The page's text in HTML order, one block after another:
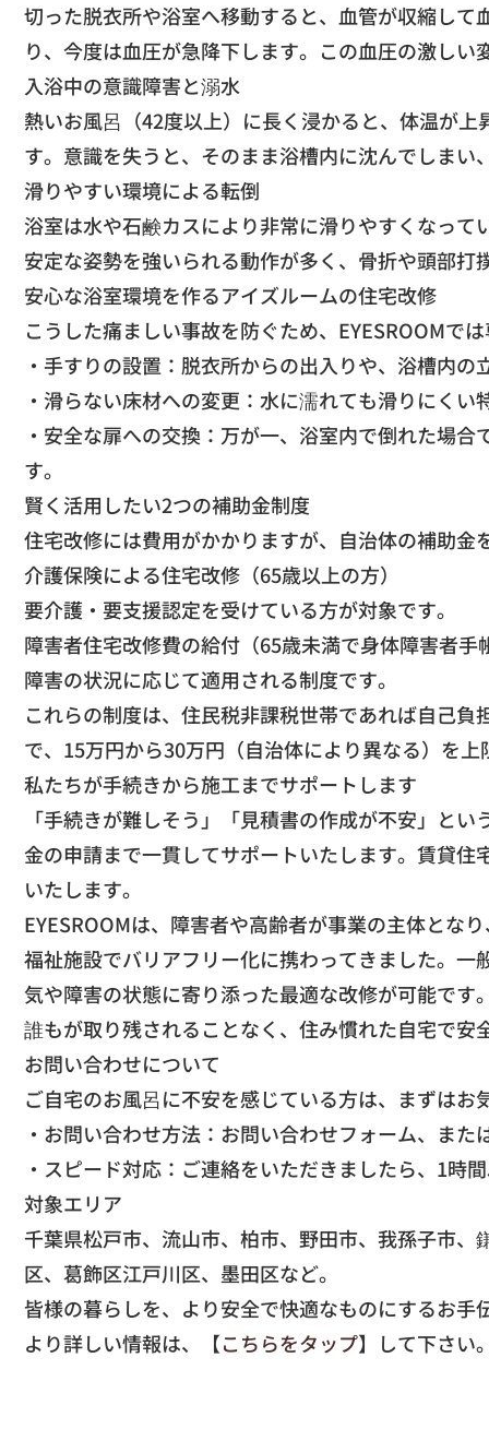
切った脱衣所や浴室へ移動すると、 血管が収縮して
り、 今度は血圧が急降下します。この血圧の激しい
​入浴中の意識障害と溺水
熱いお風呂（42度以上）に長く浸かると、 体温が上
す。意識を失うと、 そのまま浴槽内に沈んでしまい
​滑りやすい環境による転倒
浴室は水や石鹸カスにより非常に滑りやすくなって
安定な姿勢を強いられる動作が多く、 骨折や頭部打
​安心な浴室環境を作るアイズルームの住宅改修
​こうした痛ましい事故を防ぐため、 EYESROOMで
​・手すりの設置：脱衣所からの出入りや、 浴槽内の
・滑らない床材への変更： 水に濡れても滑りにくい
・安全な扉への交換：万が一、 浴室内で倒れた場合
す。
​賢く活用したい2つの補助金制度
​住宅改修には費用がかかりますが、 自治体の補助金
​介護保険による住宅改修（65歳以上の方）
要介護・要支援認定を受けている方が対象です。
障害者住宅改修費の給付（65歳未満で身体障害者手
障害の状況に応じて適用される制度です。
​これらの制度は、 住民税非課税世帯であれば自己負
で、 15万円から30万円（自治体により異なる） を上
​私たちが手続きから施工までサポートします
​「手続きが難しそう」「見積書の作成が不安」 とい
金の申請まで一貫してサポートいたします。 賃貸住
いたします。
​EYESROOMは、障害者や高齢者が事業の主体とな
福祉施設でバリアフリー化に携わってきました。一
気や障害の状態に寄り添った最適な改修が可能です
​誰もが取り残されることなく、 住み慣れた自宅で安
​お問い合わせについて
​ご自宅のお風呂に不安を感じている方は、 まずはお
​・お問い合わせ方法：お問い合わせフォーム、 また
・スピード対応：ご連絡をいただきましたら、 1時
​対象エリア
千葉県松戸市、流山市、柏市、野田市、我孫子市
区、葛飾区江戸川区、墨田区など。
​皆様の暮らしを、 より安全で快適なものにするお手
より詳しい情報は、【こちらをタップ】して下さい